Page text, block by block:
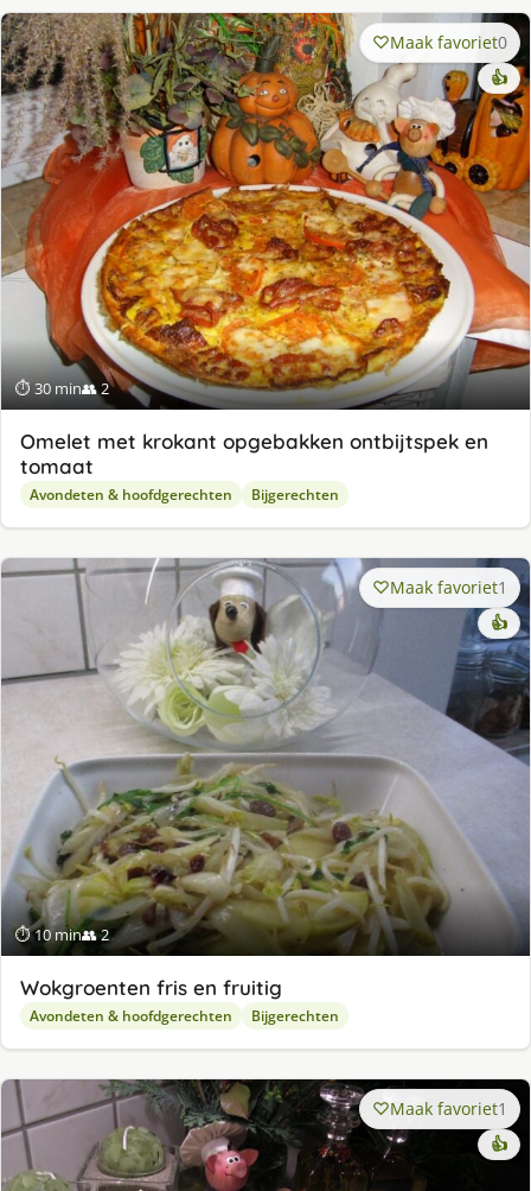
⏱ 30 min👥 2
Maak favoriet0
👍
Omelet met krokant opgebakken ontbijtspek en
tomaat
Avondeten & hoofdgerechten Bijgerechten
⏱ 10 min👥 2
Maak favoriet1
👍
Wokgroenten fris en fruitig
Avondeten & hoofdgerechten Bijgerechten
Maak favoriet1
👍